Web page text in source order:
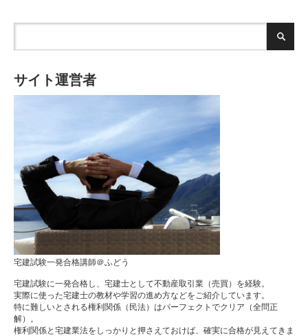
サイト運営者
宅建試験一発合格講師＠ふどう
宅建試験に一発合格し、宅建士として不動産取引業（売買）を経験。
実際に使った宅建士の教材や学習の進め方などをご紹介しています。
特に難しいとされる権利関係（民法）はパーフェクトでクリア（全問正
解）。
権利関係と宅建業法をしっかりと押さえておけば、確実に合格が見えてきま